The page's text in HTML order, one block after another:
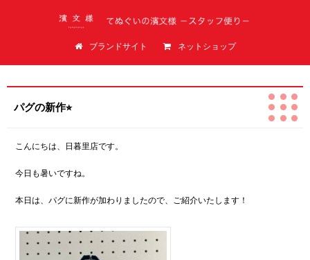
ブランドサイト ネットショップ
パグの新作⭐︎
こんにちは、日暮里店です。
今日も暑いですね。
本日は、パグに新作が加わりましたので、ご紹介いたします！